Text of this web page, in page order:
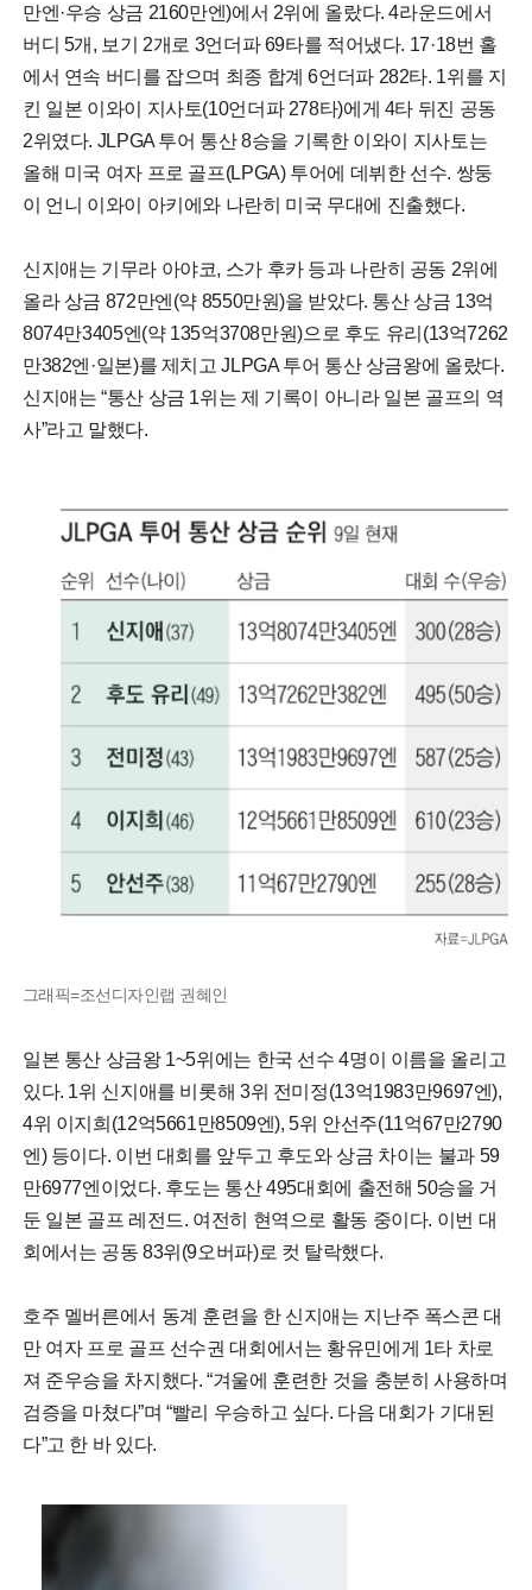
만엔·우승 상금 2160만엔)에서 2위에 올랐다. 4라운드에서
버디 5개, 보기 2개로 3언더파 69타를 적어냈다. 17·18번 홀
에서 연속 버디를 잡으며 최종 합계 6언더파 282타. 1위를 지
킨 일본 이와이 지사토(10언더파 278타)에게 4타 뒤진 공동
2위였다. JLPGA 투어 통산 8승을 기록한 이와이 지사토는
올해 미국 여자 프로 골프(LPGA) 투어에 데뷔한 선수. 쌍둥
이 언니 이와이 아키에와 나란히 미국 무대에 진출했다.
신지애는 기무라 아야코, 스가 후카 등과 나란히 공동 2위에
올라 상금 872만엔(약 8550만원)을 받았다. 통산 상금 13억
8074만3405엔(약 135억3708만원)으로 후도 유리(13억7262
만382엔·일본)를 제치고 JLPGA 투어 통산 상금왕에 올랐다.
신지애는 “통산 상금 1위는 제 기록이 아니라 일본 골프의 역
사”라고 말했다.
그래픽=조선디자인랩 권혜인
일본 통산 상금왕 1~5위에는 한국 선수 4명이 이름을 올리고
있다. 1위 신지애를 비롯해 3위 전미정(13억1983만9697엔),
4위 이지희(12억5661만8509엔), 5위 안선주(11억67만2790
엔) 등이다. 이번 대회를 앞두고 후도와 상금 차이는 불과 59
만6977엔이었다. 후도는 통산 495대회에 출전해 50승을 거
둔 일본 골프 레전드. 여전히 현역으로 활동 중이다. 이번 대
회에서는 공동 83위(9오버파)로 컷 탈락했다.
호주 멜버른에서 동계 훈련을 한 신지애는 지난주 폭스콘 대
만 여자 프로 골프 선수권 대회에서는 황유민에게 1타 차로
져 준우승을 차지했다. “겨울에 훈련한 것을 충분히 사용하며
검증을 마쳤다”며 “빨리 우승하고 싶다. 다음 대회가 기대된
다”고 한 바 있다.